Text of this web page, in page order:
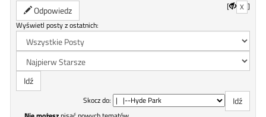
Odpowiedz [ X ]
Wyświetl posty z ostatnich:
Skocz do: